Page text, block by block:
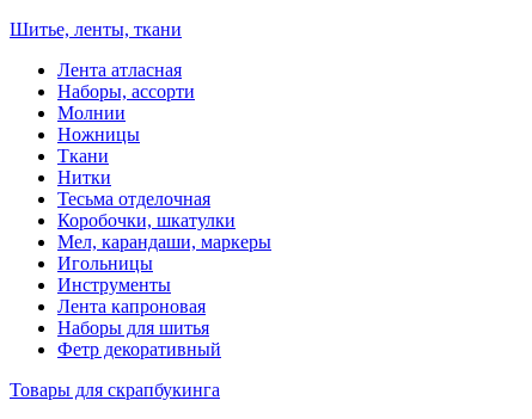
Шитье, ленты, ткани
Лента атласная
Наборы, ассорти
Молнии
Ножницы
Ткани
Нитки
Тесьма отделочная
Коробочки, шкатулки
Мел, карандаши, маркеры
Игольницы
Инструменты
Лента капроновая
Наборы для шитья
Фетр декоративный
Товары для скрапбукинга